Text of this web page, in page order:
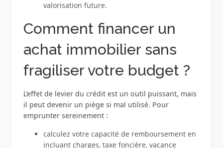
valorisation future.
Comment financer un
achat immobilier sans
fragiliser votre budget ?
L’effet de levier du crédit est un outil puissant, mais
il peut devenir un piège si mal utilisé. Pour
emprunter sereinement :
calculez votre capacité de remboursement en
incluant charges, taxe foncière, vacance